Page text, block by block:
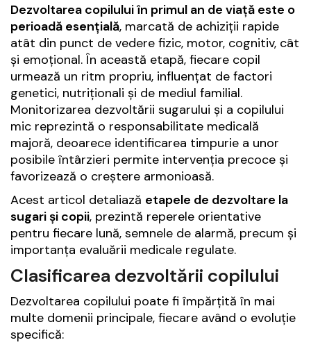
Dezvoltarea copilului în primul an de viață este o
perioadă esențială, marcată de achiziții rapide
atât din punct de vedere fizic, motor, cognitiv, cât
și emoțional. În această etapă, fiecare copil
urmează un ritm propriu, influențat de factori
genetici, nutriționali și de mediul familial.
Monitorizarea dezvoltării sugarului și a copilului
mic reprezintă o responsabilitate medicală
majoră, deoarece identificarea timpurie a unor
posibile întârzieri permite intervenția precoce și
favorizează o creștere armonioasă.
Acest articol detaliază etapele de dezvoltare la
sugari și copii, prezintă reperele orientative
pentru fiecare lună, semnele de alarmă, precum și
importanța evaluării medicale regulate.
Clasificarea dezvoltării copilului
Dezvoltarea copilului poate fi împărțită în mai
multe domenii principale, fiecare având o evoluție
specifică: